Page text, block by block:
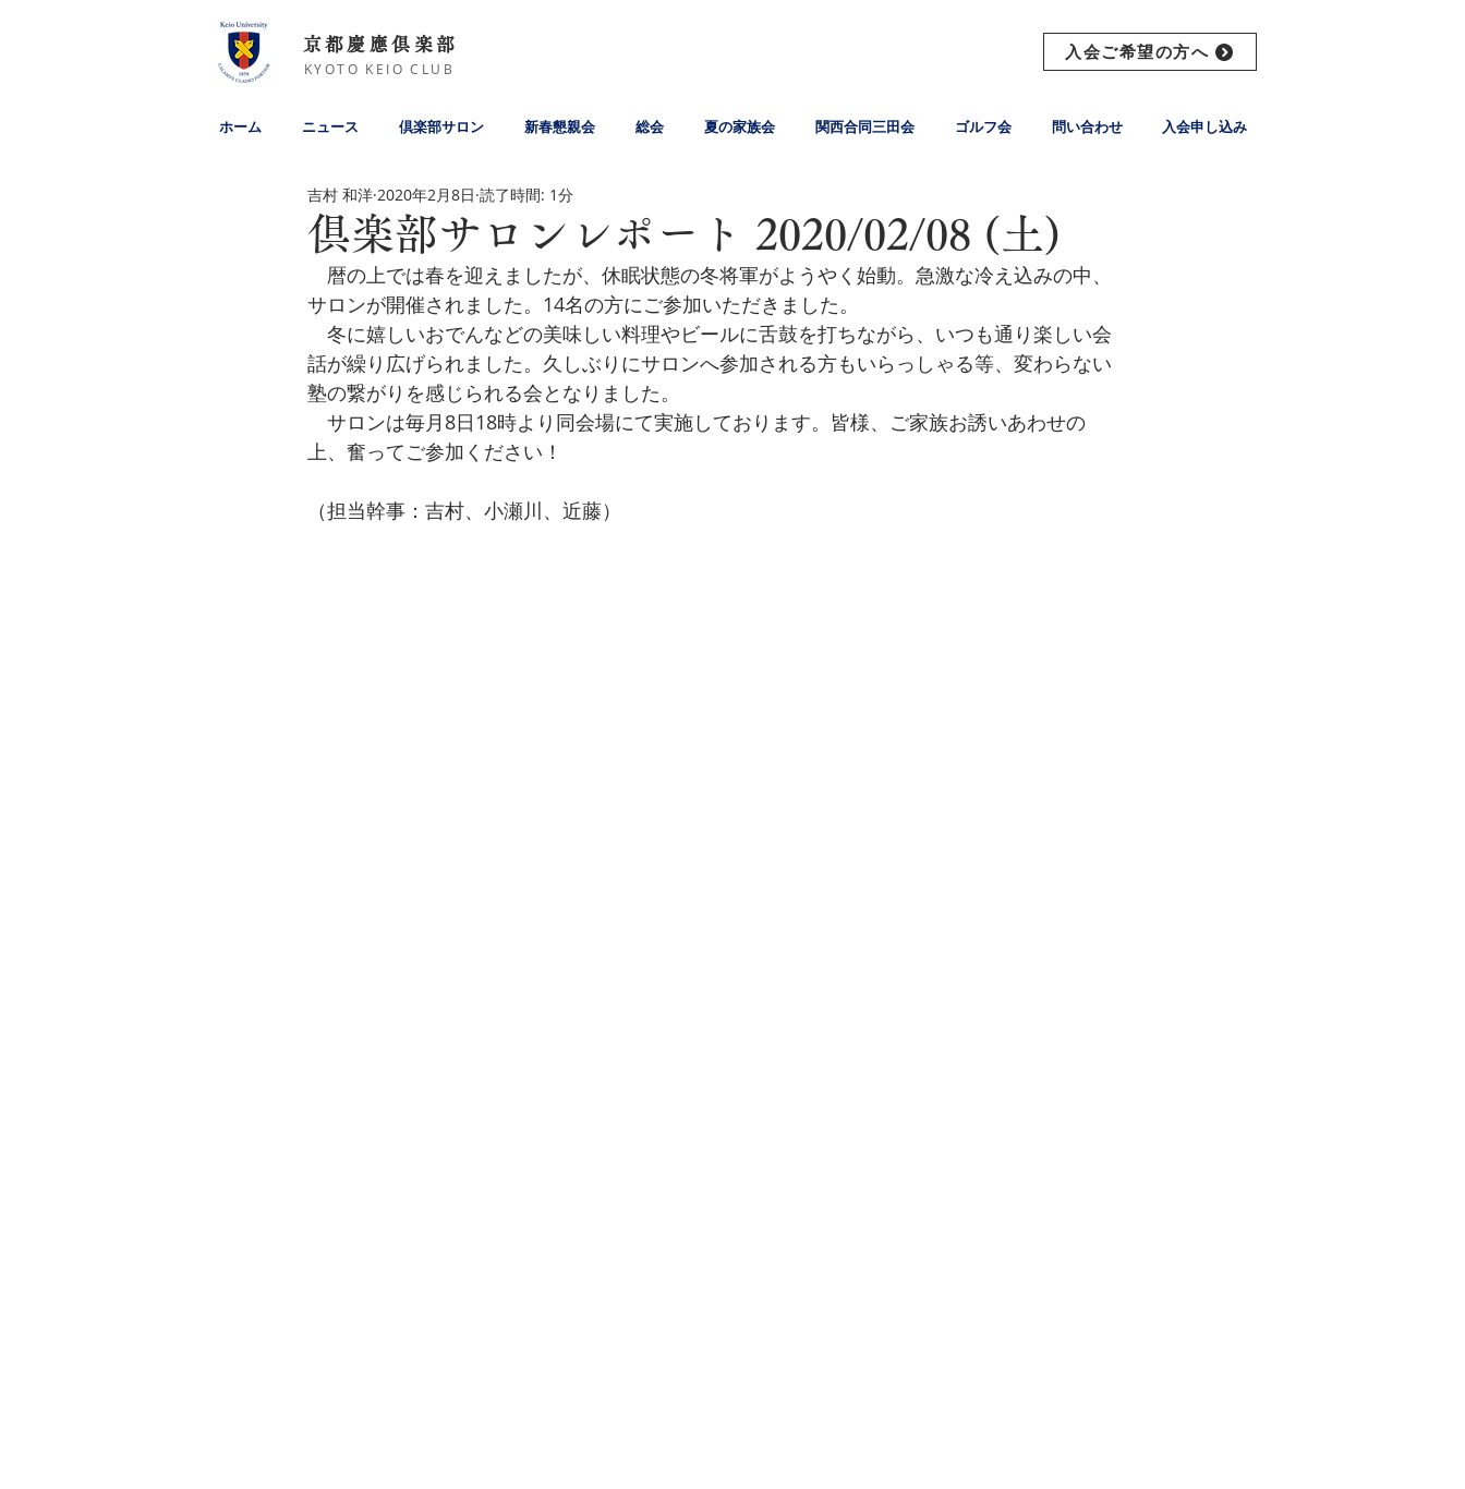
京都慶應倶楽部
KYOTO KEIO CLUB
入会ご希望の方へ
ホーム ニュース 倶楽部サロン 新春懇親会 総会 夏の家族会 関西合同三田会 ゴルフ会 問い合わせ 入会申し込み
倶楽部サロンレポート 2020/02/08 (土)
吉村 和洋 2020年2月8日 読了時間: 1分
暦の上では春を迎えましたが、休眠状態の冬将軍がようやく始動。 急激な冷え込みの中、
サロンが開催されました。14名の方にご参加いただきました。
冬に嬉しいおでんなどの美味しい料理やビールに舌鼓を打ちながら、いつも通り楽しい会
話が繰り広げられました。久しぶりにサロンへ参加される方もいらっしゃる等、変わらない
塾の繋がりを感じられる会となりました。
サロンは毎月8日18時より同会場にて実施しております。 皆様、ご家族お誘いあわせの
上、奮ってご参加ください！
（担当幹事：吉村、小瀬川、近藤）